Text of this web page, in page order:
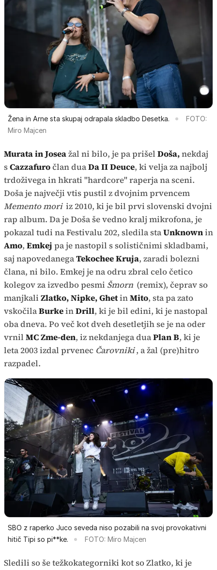
Žena in Arne sta skupaj odrapala skladbo Desetka.
FOTO:
Miro Majcen
Murata in Joseažal ni bilo, je pa prišel Doša,nekdaj
sCazzafuročlan duaDa II Deuce, ki velja za najbolj
trdoživega in hkrati "hardcore" raperja na sceni.
Doša je največji vtis pustil z dvojnim prvencem
Memento mori iz 2010, ki je bil prvi slovenski dvojni
rap album. Da je Doša še vedno kralj mikrofona, je
pokazal tudi na Festivalu 202, sledila staUnknownin
Amo, Emkej pa je nastopil s solističnimi skladbami,
saj napovedanegaTekochee Kruja, zaradi bolezni
člana, ni bilo. Emkej je na odru zbral celo četico
kolegov za izvedbo pesmi Šmorn (remix), čeprav so
manjkali Zlatko, Nipke, GhetinMito, sta pa zato
vskočilaBurkeinDrill, ki je bil edini, ki je nastopal
oba dneva. Po več kot dveh desetletjih se je na oder
vrnil MC Zme-den, iz nekdanjega duaPlan B, ki je
leta 2003 izdal prvenec Čarovniki, a žal (pre)hitro
razpadel.
SBO z raperko Juco seveda niso pozabili na svoj provokativni
hitič Tipi so pi**ke.
FOTO: Miro Majcen
Sledili so še težkokategorniki kot so Zlatko, ki je